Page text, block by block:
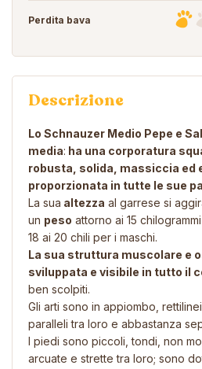
Perdita bava
Descrizione
Lo Schnauzer Medio Pepe e
media: ha una corporatura
robusta, solida, massiccia ed
proporzionata in tutte le sue
La sua altezza al garrese si
un peso attorno ai 15
18 ai 20 chili per i maschi.
La sua struttura muscolare e
sviluppata e visibile in tutto il
ben scolpiti.
Gli arti sono in appiombo,
paralleli tra loro e abbastanza
I piedi sono piccoli, tondi, non
arcuate e strette tra loro; sono